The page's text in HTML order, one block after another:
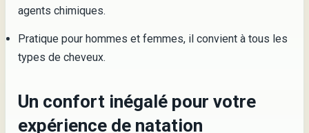
agents chimiques.
Pratique pour hommes et femmes, il convient à tous les
types de cheveux.
Un confort inégalé pour votre
expérience de natation